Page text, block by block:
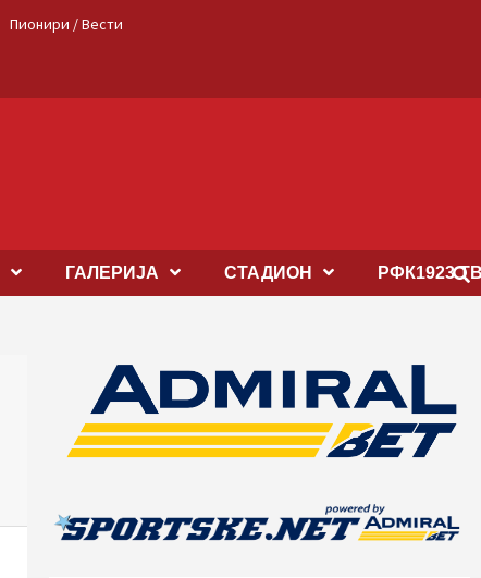
Пионири / Вести
ГАЛЕРИЈА СТАДИОН РФК1923